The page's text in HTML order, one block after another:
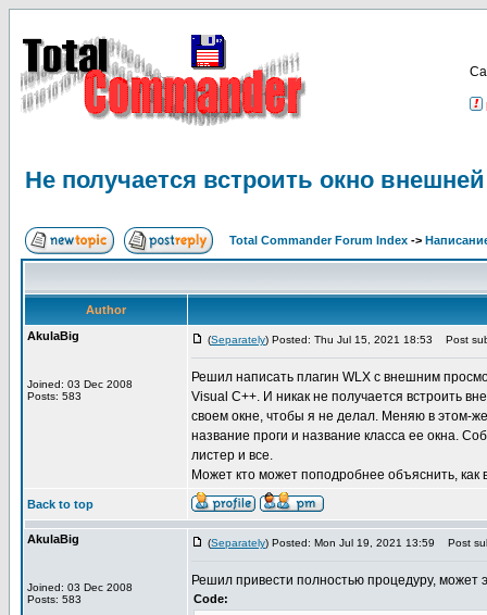
Не получается встроить окно
Total Commander Forum Index ->
Author
AkulaBig
Joined: 03 Dec 2008
Posts: 583
(Separately) Posted: Thu Jul 15, 2021 18:53 Post
Решил написать плагин WLX с внешним
Visual C++. И никак не получается встроить
своем окне, чтобы я не делал. Меняю в этом-
название проги и название класса ее окна.
листер и все.
Может кто может поподробнее объяснить, как
Back to top
AkulaBig
Joined: 03 Dec 2008
Posts: 583
(Separately) Posted: Mon Jul 19, 2021 13:59 Post
Решил привести полностью процедуру, может
Code: